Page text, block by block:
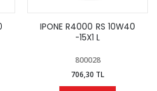
IPONE R4000 RS 10W40
-15X1 L
800028
706,30 TL